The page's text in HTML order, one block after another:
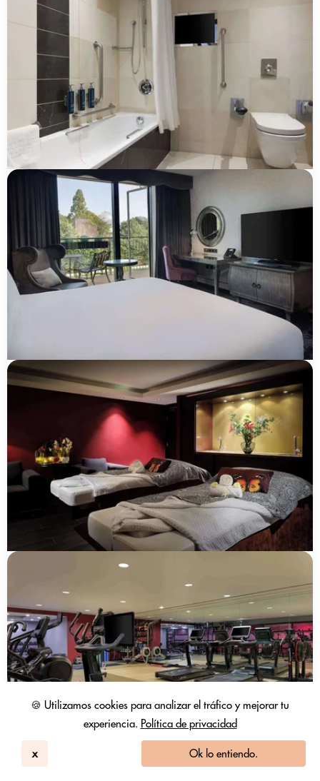
🍪 Utilizamos cookies para analizar el tráfico y mejorar tu
experiencia. Política de privacidad
x Ok lo entiendo.